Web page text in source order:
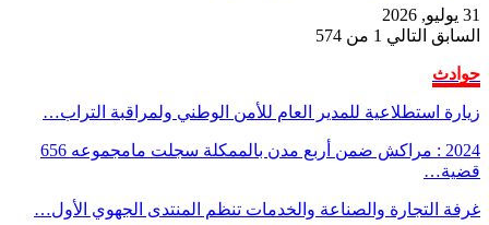
31 يوليو, 2026
السابق التالي 1 من 574
حوادث
زيارة استطلاعية للمدير العام للأمن الوطني ولمراقبة التراب…
2024 : مراكش ضمن أربع مدن بالممكلة سجلت مامجموعه 656
قضية…
غرفة التجارة والصناعة والخدمات تنظم المنتدى الجهوي الأول…